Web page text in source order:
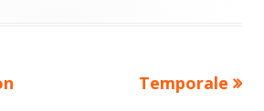
Nuovo
Temporale